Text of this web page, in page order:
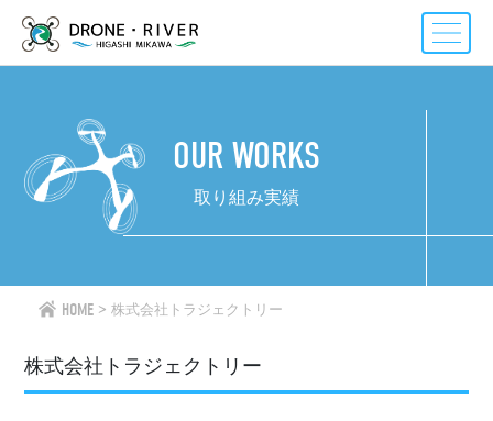
content
OUR WORKS
取り組み実績
HOME 株式会社トラジェクトリー
株式会社トラジェクトリー